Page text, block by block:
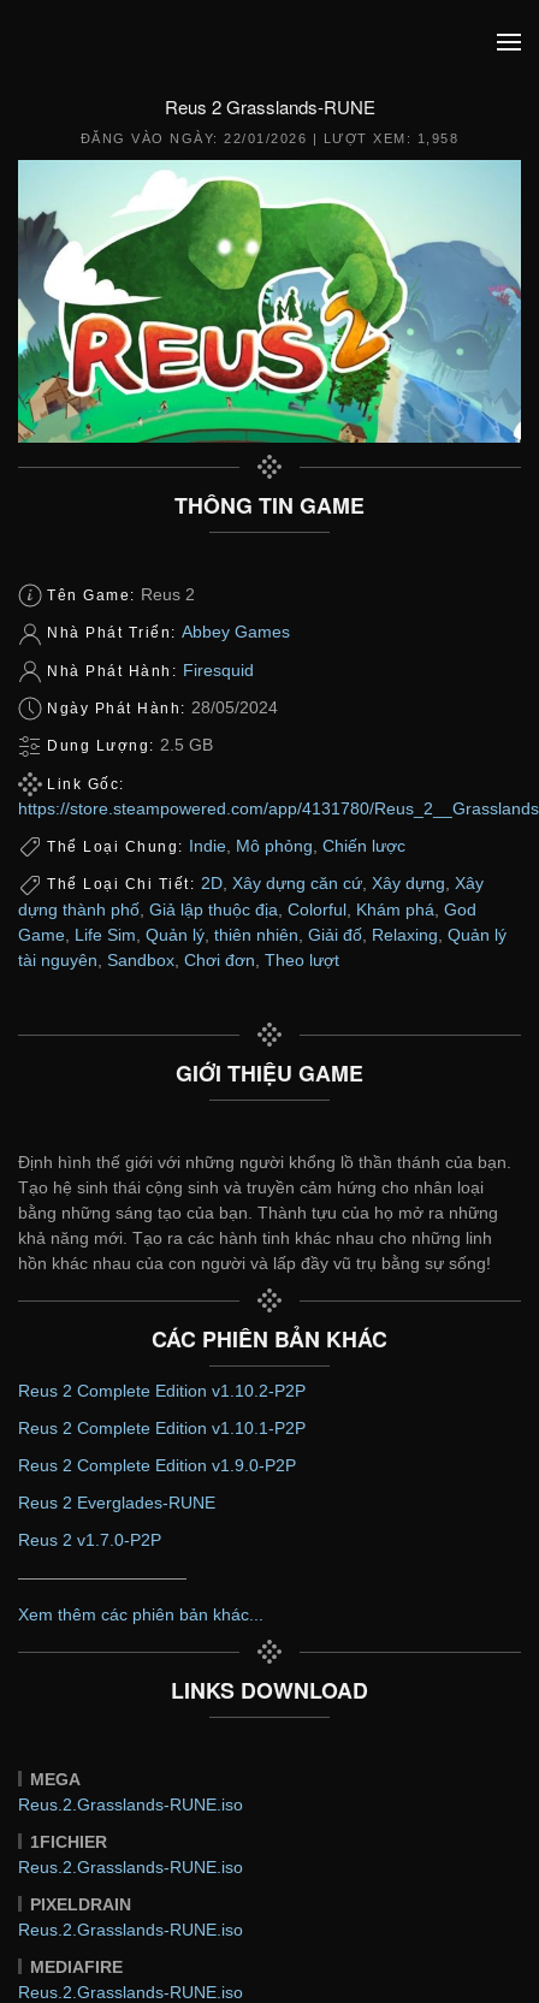
Reus 2 Grasslands-RUNE
ĐĂNG VÀO NGÀY:22/01/2026 | LƯỢT XEM: 1,958
THÔNG TIN GAME
Tên Game: Reus 2
Nhà Phát Triển: Abbey Games
Nhà Phát Hành: Firesquid
Ngày Phát Hành: 28/05/2024
Dung Lượng: 2.5 GB
Link Gốc:
https://store.steampowered.com/app/4131780/
Thể Loại Chung: Indie Mô phỏng Chiến lược
Thể Loại Chi Tiết: 2D, Xây dựng căn cứ, Xây dựng, Xây
dựng thành phố Giả lập thuộc địa Colorful Khám phá God
Game Life Sim Quản lý thiên nhiên Giải đố Relaxing Quản lý
tài nguyên Sandbox Chơi đơn Theo lượt
GIỚI THIỆU GAME
Định hình thế giới với những người khổng lồ thần thánh của bạn.
Tạo hệ sinh thái cộng sinh và truyền cảm hứng cho nhân loại
bằng những sáng tạo của bạn. Thành tựu của họ mở ra những
khả năng mới. Tạo ra các hành tinh khác nhau cho những linh
hồn khác nhau của con người và lấp đầy vũ trụ bằng sự sống!
CÁC PHIÊN BẢN KHÁC
Reus 2 Complete Edition v1.10.2-P2P
Reus 2 Complete Edition v1.10.1-P2P
Reus 2 Complete Edition v1.9.0-P2P
Reus 2 Everglades-RUNE
Reus 2 v1.7.0-P2P
——————————
Xem thêm các phiên bản khác...
LINKS DOWNLOAD
MEGA
Reus.2.Grasslands-RUNE.iso
1FICHIER
Reus.2.Grasslands-RUNE.iso
PIXELDRAIN
Reus.2.Grasslands-RUNE.iso
MEDIAFIRE
Reus.2.Grasslands-RUNE.iso